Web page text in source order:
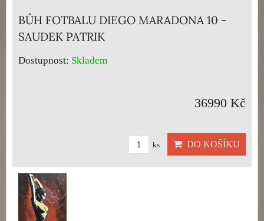
BŮH FOTBALU DIEGO MARADONA 10 -
SAUDEK PATRIK
Dostupnost: Skladem
36990 Kč
ks DO KOŠÍKU